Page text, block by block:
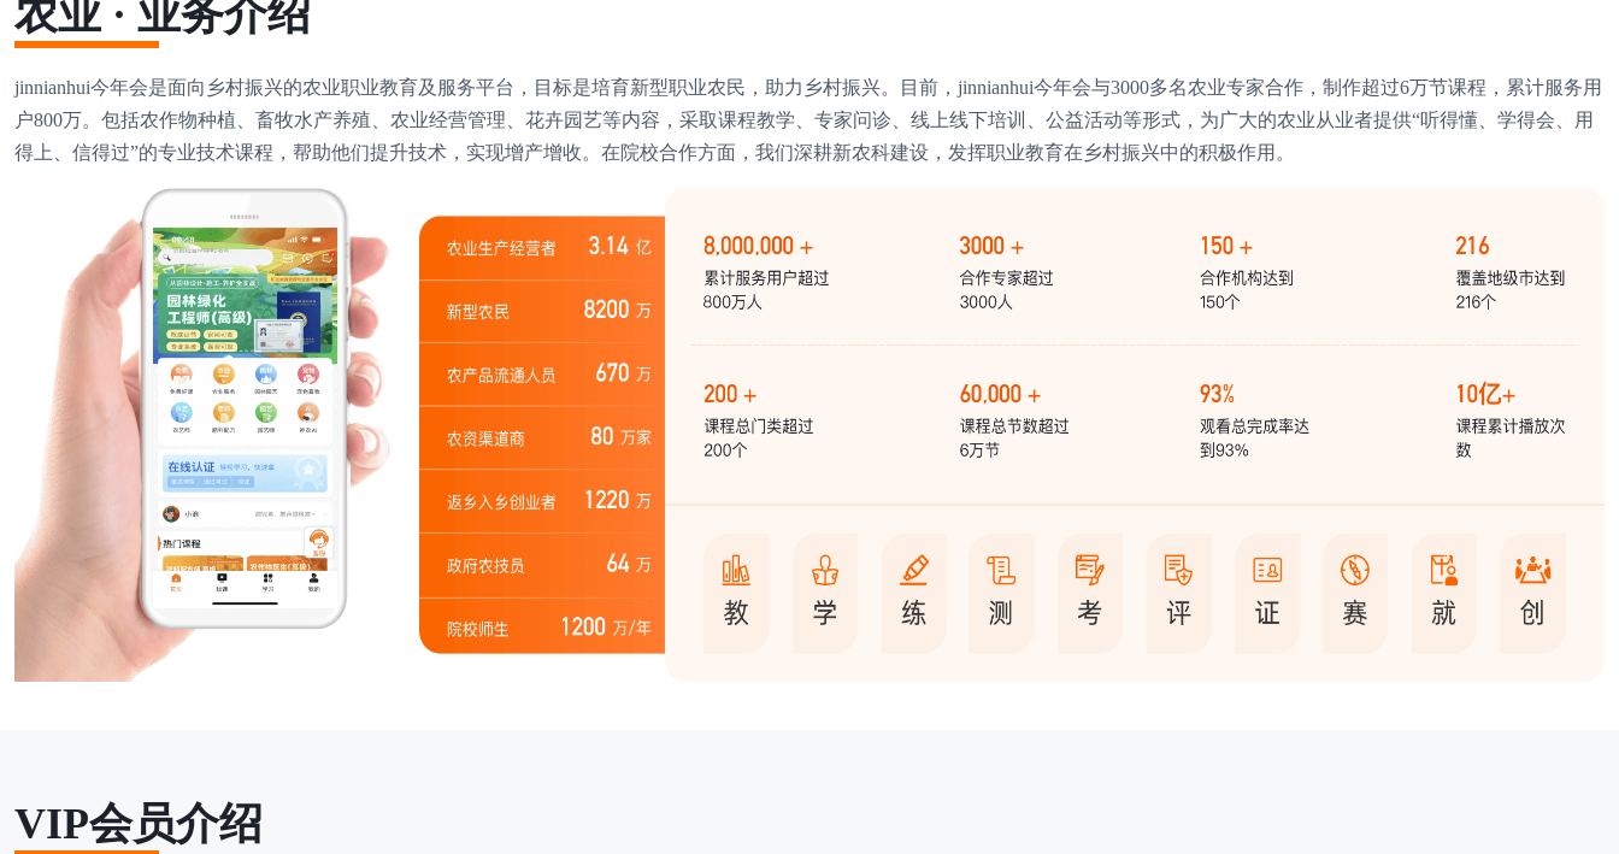
农业 · 业务介绍
jinnianhui今年会是面向乡村振兴的农业职业教育及服务平台，目标是培育新型职业农民，助力乡村振兴。目前，jinnianhui今年会与3000多名农业专家合作，制作超过6万节课程，累计服务用
户800万。包括农作物种植、畜牧水产养殖、农业经营管理、花卉园艺等内容，采取课程教学、专家问诊、线上线下培训、公益活动等形式，为广大的农业从业者提供“听得懂、学得会、用
得上、信得过”的专业技术课程，帮助他们提升技术，实现增产增收。在院校合作方面，我们深耕新农科建设，发挥职业教育在乡村振兴中的积极作用。
VIP会员介绍